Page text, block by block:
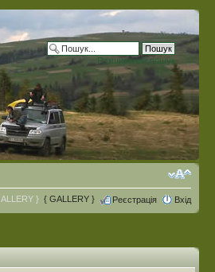
Розширений пошук
{ GALLERY } Реєстрація Вхід